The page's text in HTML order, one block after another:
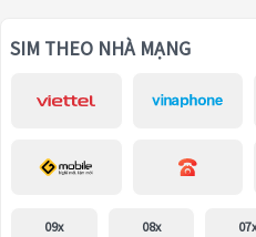
SIM THEO NHÀ MẠNG
09x 08x